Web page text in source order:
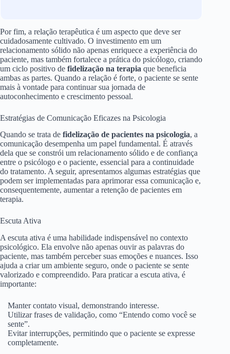
Por fim, a relação terapêutica é um aspecto que deve ser
cuidadosamente cultivado. O investimento em um
relacionamento sólido não apenas enriquece a experiência do
paciente, mas também fortalece a prática do psicólogo, criando
um ciclo positivo de fidelização na terapia que beneficia
ambas as partes. Quando a relação é forte, o paciente se sente
mais à vontade para continuar sua jornada de
autoconhecimento e crescimento pessoal.
Estratégias de Comunicação Eficazes na Psicologia
Quando se trata de fidelização de pacientes na psicologia, a
comunicação desempenha um papel fundamental. É através
dela que se constrói um relacionamento sólido e de confiança
entre o psicólogo e o paciente, essencial para a continuidade
do tratamento. A seguir, apresentamos algumas estratégias que
podem ser implementadas para aprimorar essa comunicação e,
consequentemente, aumentar a retenção de pacientes em
terapia.
Escuta Ativa
A escuta ativa é uma habilidade indispensável no contexto
psicológico. Ela envolve não apenas ouvir as palavras do
paciente, mas também perceber suas emoções e nuances. Isso
ajuda a criar um ambiente seguro, onde o paciente se sente
valorizado e compreendido. Para praticar a escuta ativa, é
importante:
Manter contato visual, demonstrando interesse.
Utilizar frases de validação, como “Entendo como você se
sente”.
Evitar interrupções, permitindo que o paciente se expresse
completamente.